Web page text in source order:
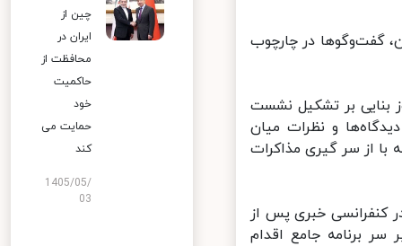
گفت‌وگوها در چارچوب
بر تشکیل نشست
و نظرات میان
از سر گیری مذاکرات
خبری پس از
برنامه جامع اقدام
چین از
ایران در
محافظت از
حاکمیت
خود
حمایت می
کند
1405/05/
03